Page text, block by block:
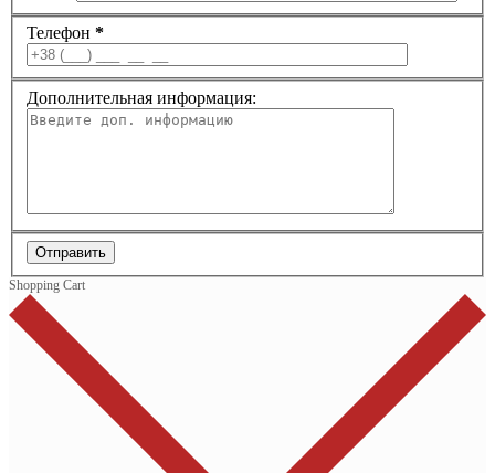
Телефон *
Дополнительная информация:
Отправить
Shopping Cart